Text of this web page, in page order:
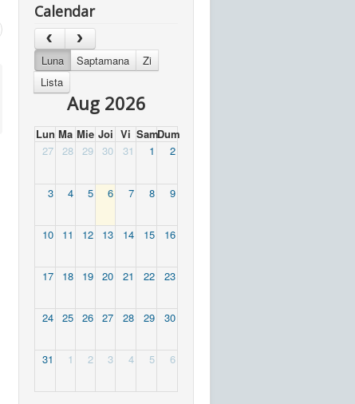
Calendar
Luna Saptamana
Zi
Lista
Aug 2026
Lun Ma Mie Joi Vi SamDum
27
28 29 30 31 1 2
3 4 5 6 7 8 9
10 11 12 13 14 15 16
17 18 19 20 21 22 23
24 25 26 27 28 29 30
31 1 2 3 4 5 6